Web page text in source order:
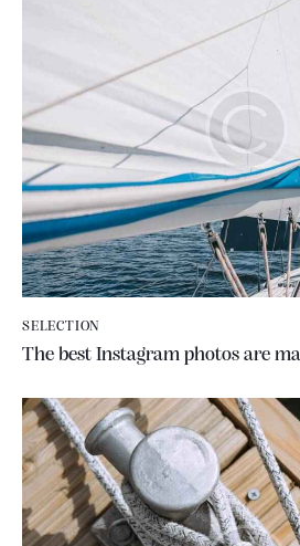
SELECTION
The best Instagram photos are